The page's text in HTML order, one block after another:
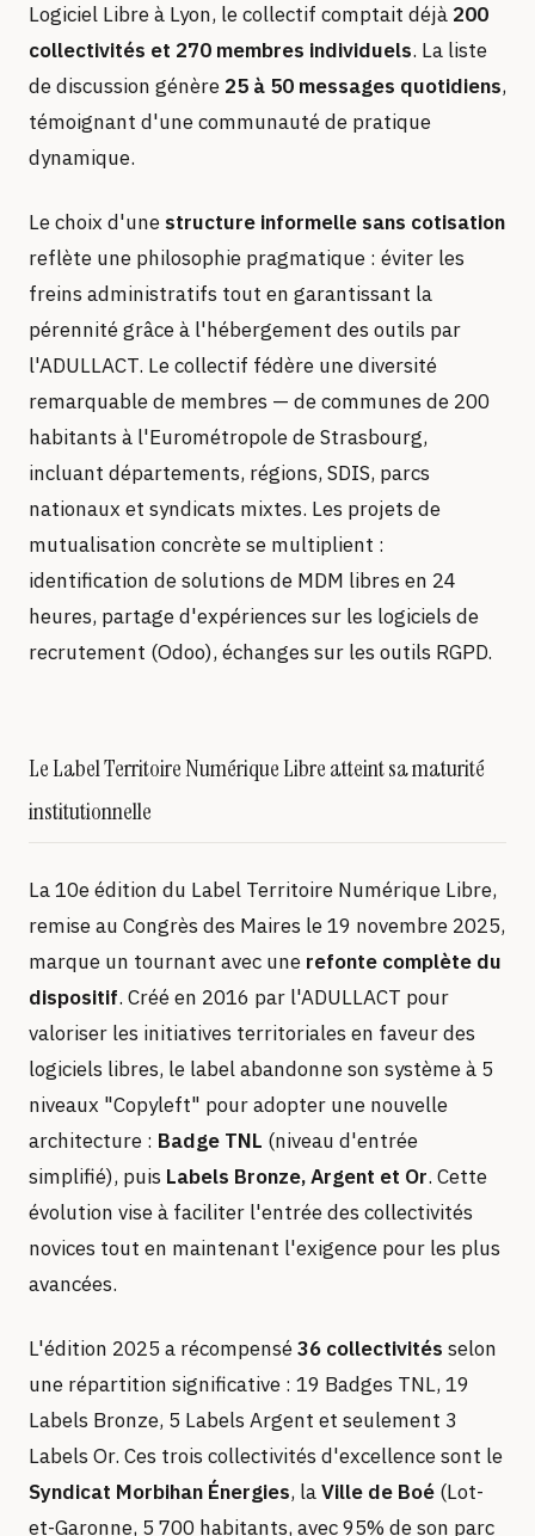
Logiciel Libre à Lyon, le collectif comptait déjà 200
collectivités et 270 membres individuels. La liste
de discussion génère 25 à 50 messages quotidiens,
témoignant d'une communauté de pratique
dynamique.
Le choix d'une structure informelle sans cotisation
reflète une philosophie pragmatique : éviter les
freins administratifs tout en garantissant la
pérennité grâce à l'hébergement des outils par
l'ADULLACT. Le collectif fédère une diversité
remarquable de membres — de communes de 200
habitants à l'Eurométropole de Strasbourg,
incluant départements, régions, SDIS, parcs
nationaux et syndicats mixtes. Les projets de
mutualisation concrète se multiplient :
identification de solutions de MDM libres en 24
heures, partage d'expériences sur les logiciels de
recrutement (Odoo), échanges sur les outils RGPD.
Le Label Territoire Numérique Libre atteint sa maturité
institutionnelle
La 10e édition du Label Territoire Numérique Libre,
remise au Congrès des Maires le 19 novembre 2025,
marque un tournant avec une refonte complète du
dispositif. Créé en 2016 par l'ADULLACT pour
valoriser les initiatives territoriales en faveur des
logiciels libres, le label abandonne son système à 5
niveaux "Copyleft" pour adopter une nouvelle
architecture : Badge TNL (niveau d'entrée
simplifié), puis Labels Bronze, Argent et Or. Cette
évolution vise à faciliter l'entrée des collectivités
novices tout en maintenant l'exigence pour les plus
avancées.
L'édition 2025 a récompensé36 collectivités selon
une répartition significative : 19 Badges TNL, 19
Labels Bronze, 5 Labels Argent et seulement 3
Labels Or. Ces trois collectivités d'excellence sont le
Syndicat Morbihan Énergies, laVille de Boé (Lot-
et-Garonne, 5 700 habitants, avec 95% de son parc